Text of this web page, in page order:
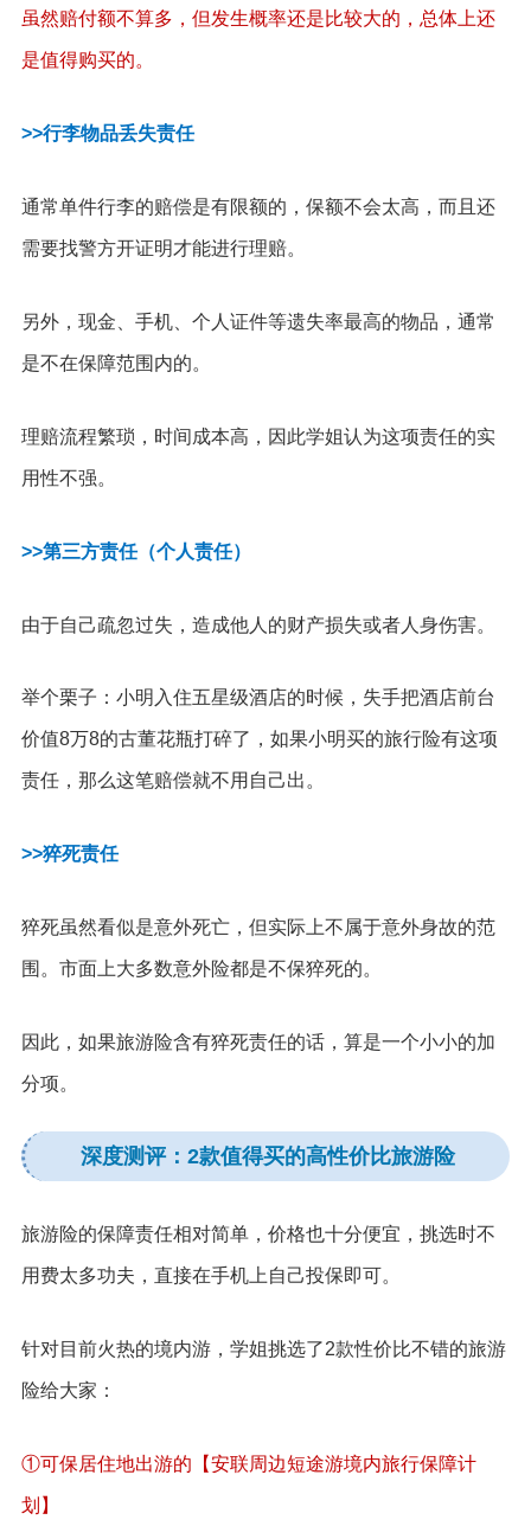
虽然赔付额不算多，但发生概率还是比较大的，总体上还
是值得购买的。
>>行李物品丢失责任
通常单件行李的赔偿是有限额的，保额不会太高，而且还
需要找警方开证明才能进行理赔。
另外，现金、手机、个人证件等遗失率最高的物品，通常
是不在保障范围内的。
理赔流程繁琐，时间成本高，因此学姐认为这项责任的实
用性不强。
>>第三方责任（个人责任）
由于自己疏忽过失，造成他人的财产损失或者人身伤害。
举个栗子：小明入住五星级酒店的时候，失手把酒店前台
价值8万8的古董花瓶打碎了，如果小明买的旅行险有这项
责任，那么这笔赔偿就不用自己出。
>>猝死责任
猝死虽然看似是意外死亡，但实际上不属于意外身故的范
围。市面上大多数意外险都是不保猝死的。
因此，如果旅游险含有猝死责任的话，算是一个小小的加
分项。
深度测评：2款值得买的高性价比旅游险
旅游险的保障责任相对简单，价格也十分便宜，挑选时不
用费太多功夫，直接在手机上自己投保即可。
针对目前火热的境内游，学姐挑选了2款性价比不错的旅游
险给大家：
①可保居住地出游的【安联周边短途游境内旅行保障计
划】